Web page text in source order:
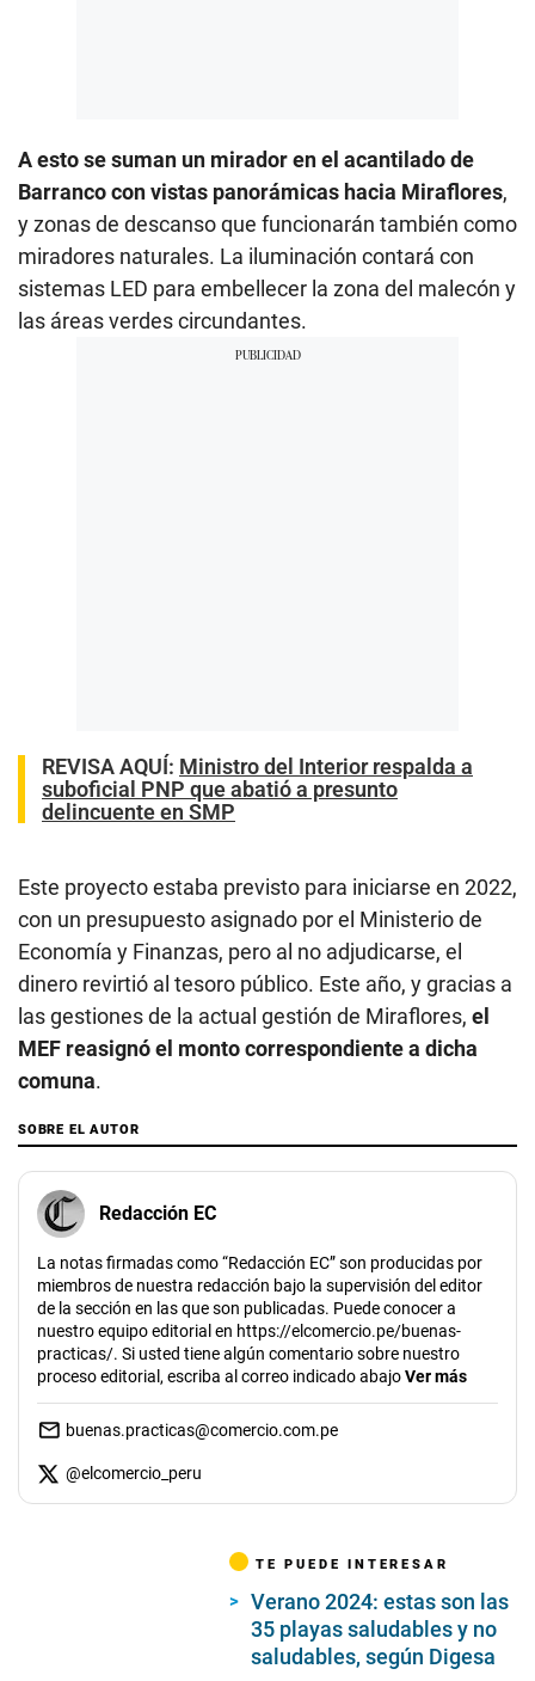
A esto se suman un mirador en el acantilado de
Barranco con vistas panorámicas hacia Miraflores,
y zonas de descanso que funcionarán también como
miradores naturales. La iluminación contará con
sistemas LED para embellecer la zona del malecón y
las áreas verdes circundantes.
REVISA AQUÍ: Ministro del Interior respalda a
suboficial PNP que abatió a presunto
delincuente en SMP
Este proyecto estaba previsto para iniciarse en 2022,
con un presupuesto asignado por el Ministerio de
Economía y Finanzas, pero al no adjudicarse, el
dinero revirtió al tesoro público. Este año, y gracias a
las gestiones de la actual gestión de Miraflores, el
MEF reasignó el monto correspondiente a dicha
comuna.
SOBRE EL AUTOR
Redacción EC
La notas firmadas como “Redacción EC” son producidas por
miembros de nuestra redacción bajo la supervisión del editor
de la sección en las que son publicadas. Puede conocer a
nuestro equipo editorial en https://elcomercio.pe/buenas-
practicas/. Si usted tiene algún comentario sobre nuestro
proceso editorial, escriba al correo indicado abajoVer más
buenas.practicas@comercio.com.pe
@elcomercio_peru
TE PUEDE INTERESAR
Verano 2024: estas son las
35 playas saludables y no
saludables, según Digesa